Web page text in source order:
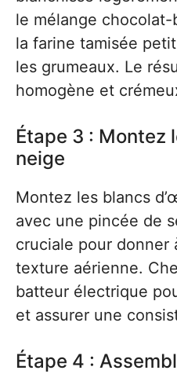
le mélange
la farine tamisée
les grumeaux. Le
homogène et
Étape 3 : Montez
neige
Montez les blancs
avec une pincée de
cruciale pour donner
texture aérienne.
batteur électrique
et assurer une
Étape 4 :